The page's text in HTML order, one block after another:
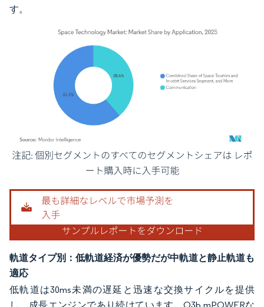
す。
画像 © Mordor Intelligence。再利用にはCC BY 4.0の表示が必要です。
軌道タイプ別：低軌道経済が優勢だが中軌道と静止軌道も
適応
低軌道は30ms未満の遅延と迅速な交換サイクルを提供